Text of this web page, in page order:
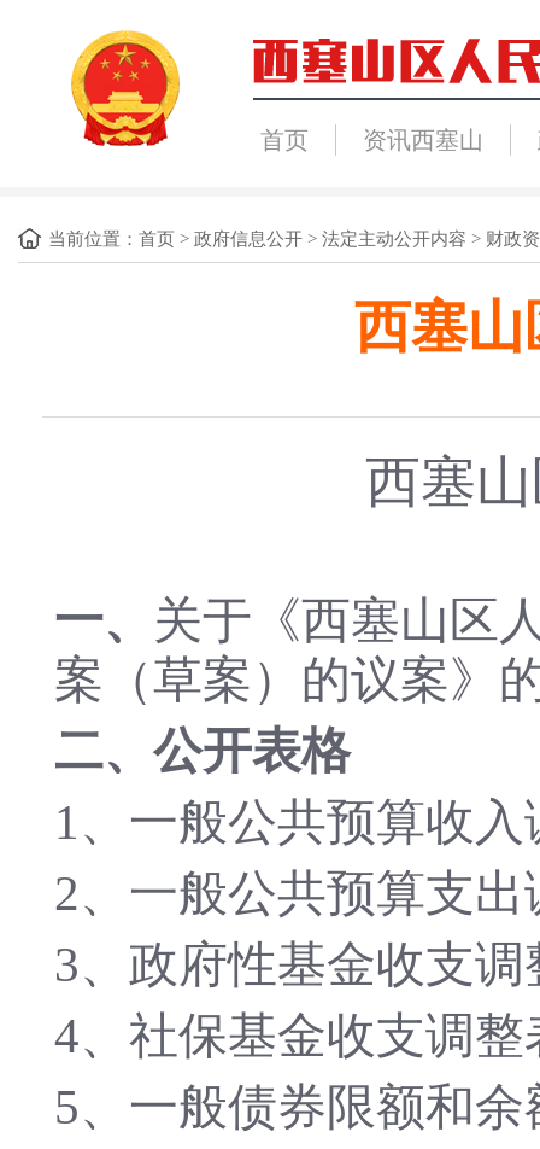
首页 资讯西塞山
当前位置： 首页 > 政府信息公开 > 法定主动公开内容 > 财政
西塞山
西塞
一、 关于《西塞山区
案（草案）的议案》
二、公开表格
1、一般公共预算收入
2、一般公共预算支出
3、政府性基金收支调
4、社保基金收支调整
5、一般债券限额和